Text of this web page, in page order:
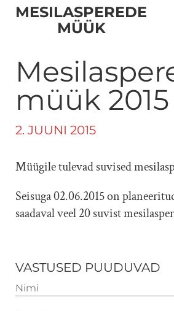
MESILASPEREDE
MÜÜK
müük 2015
2. JUUNI 2015
Müügile tulevad suvised
Seisuga 02.06.2015 on
saadaval veel 20 suvist
VASTUSED PUUDUVAD